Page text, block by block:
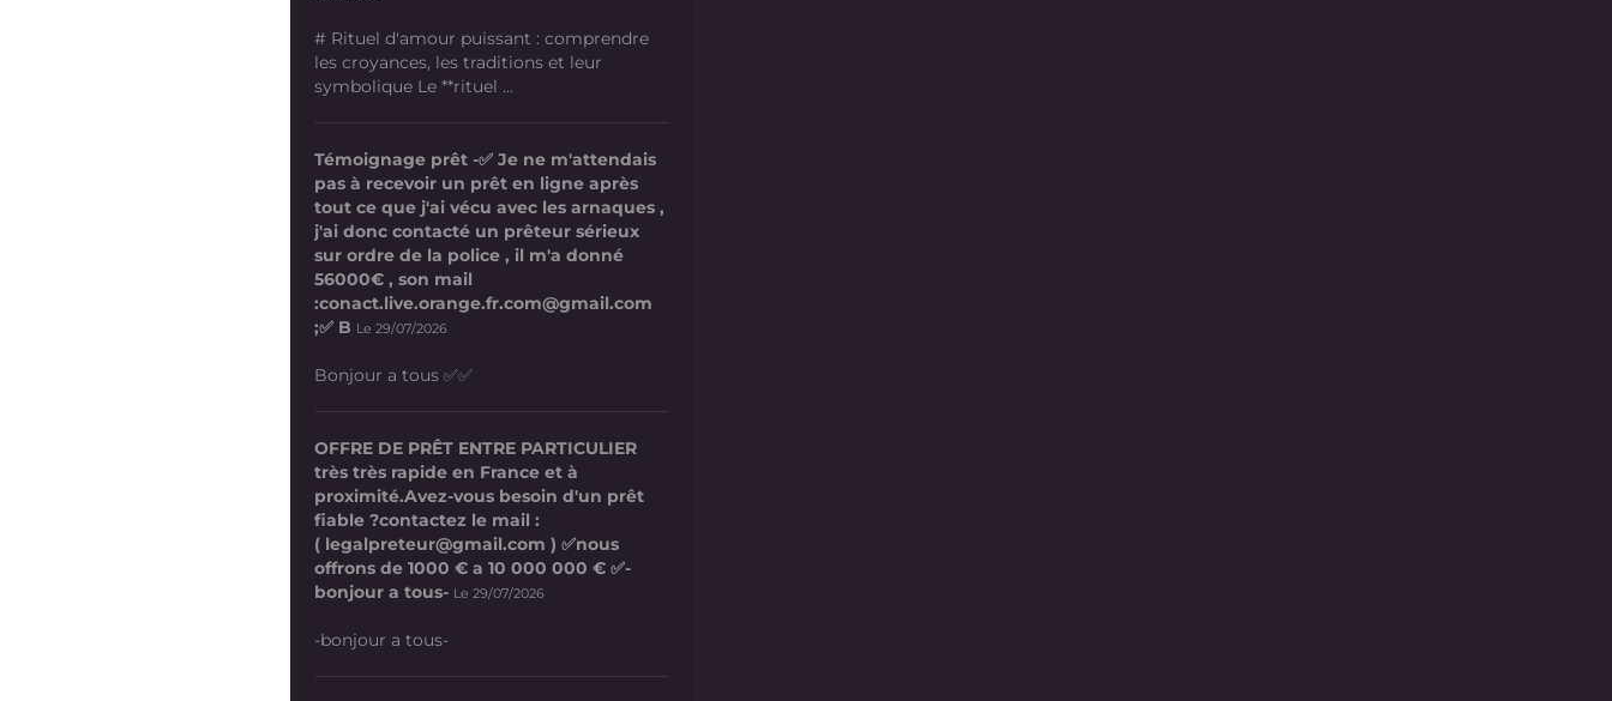
# Rituel d'amour puissant : comprendre
les croyances, les traditions et leur
symbolique Le **rituel ...
Témoignage prêt -✅ Je ne m'attendais
pas à recevoir un prêt en ligne après
tout ce que j'ai vécu avec les arnaques ,
j'ai donc contacté un prêteur sérieux
sur ordre de la police , il m'a donné
56000€ , son mail
:conact.live.orange.fr.com@gmail.com
;✅ B Le 29/07/2026
Bonjour a tous ✅✅
OFFRE DE PRÊT ENTRE PARTICULIER
très très rapide en France et à
proximité.Avez-vous besoin d'un prêt
fiable ?contactez le mail :
( legalpreteur@gmail.com ) ✅nous
offrons de 1000 € a 10 000 000 € ✅-
bonjour a tous- Le 29/07/2026
-bonjour a tous-